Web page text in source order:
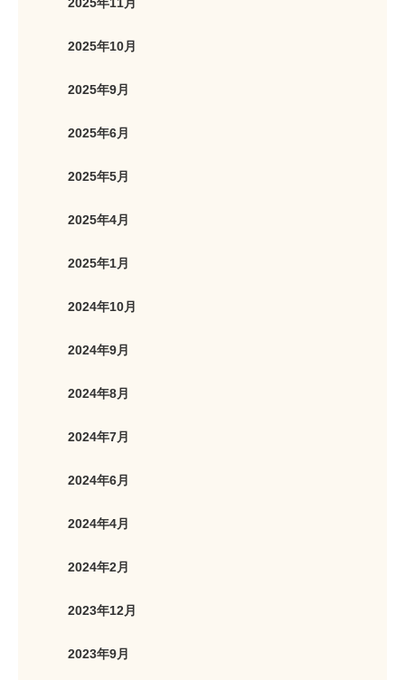
2025年10月
2025年9月
2025年6月
2025年5月
2025年4月
2025年1月
2024年10月
2024年9月
2024年8月
2024年7月
2024年6月
2024年4月
2024年2月
2023年12月
2023年9月